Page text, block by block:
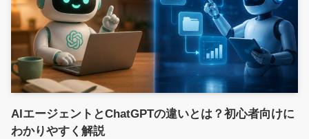
AIエージェントとChatGPTの違いとは？初心者向けに
わかりやすく解説